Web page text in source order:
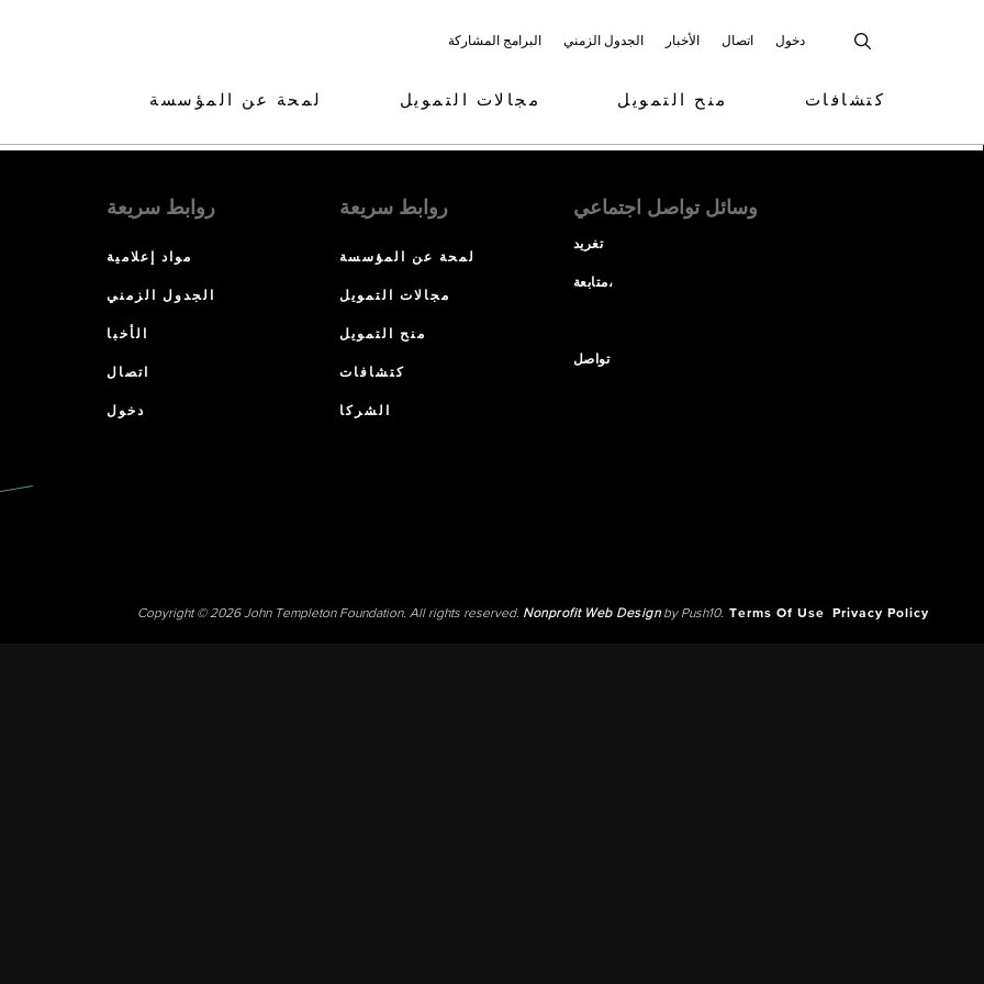
البرامج المشاركة الجدول الزمني الأخبار اتصال دخول
لمحة عن المؤسسة مجالات التمويل منح التمويل كتشافات
روابط سريعة
مواد إعلامية
الجدول الزمني
الأخبا
اتصال
دخول
روابط سريعة
لمحة عن المؤسسة
مجالات التمويل
منح التمويل
كتشافات
الشركا
وسائل تواصل اجتماعي
تغريد
متابعة،
تواصل
Copyright © 2026 John Templeton Foundation. All rights reserved. Nonprofit Web Designby Push10. Terms Of Use Privacy Policy